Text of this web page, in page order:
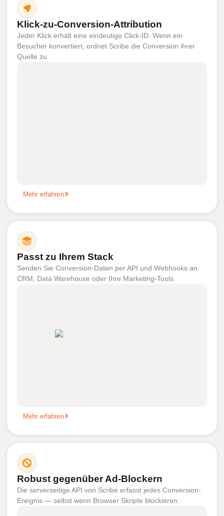
Klick-zu-Conversion-Attribution
Jeder Klick erhält eine eindeutige Click-ID. Wenn ein
Besucher konvertiert, ordnet Scribe die Conversion ihrer
Quelle zu.
Mehr erfahren
Passt zu Ihrem Stack
Senden Sie Conversion-Daten per API und Webhooks an
CRM, Data Warehouse oder Ihre Marketing-Tools.
Mehr erfahren
Robust gegenüber Ad-Blockern
Die serverseitige API von Scribe erfasst jedes Conversion-
Ereignis — selbst wenn Browser Skripte blockieren.